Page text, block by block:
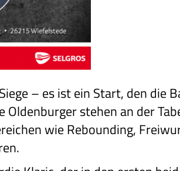
– es ist ein Start, den die
Oldenburger stehen an der
wie Rebounding,